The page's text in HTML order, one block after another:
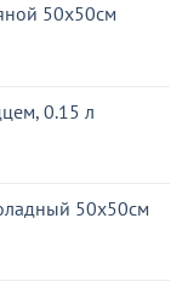
50x50см
0.15 л
50x50см